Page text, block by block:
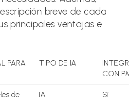
breve de cada
principales ventajas e
PARA TIPO DE IA
CON
de
IA
Sí